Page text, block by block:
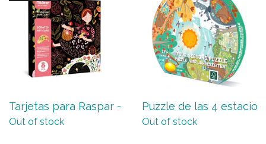
Tarjetas para Raspar - Mid...
Out of stock
Puzzle de las 4
Out of stock